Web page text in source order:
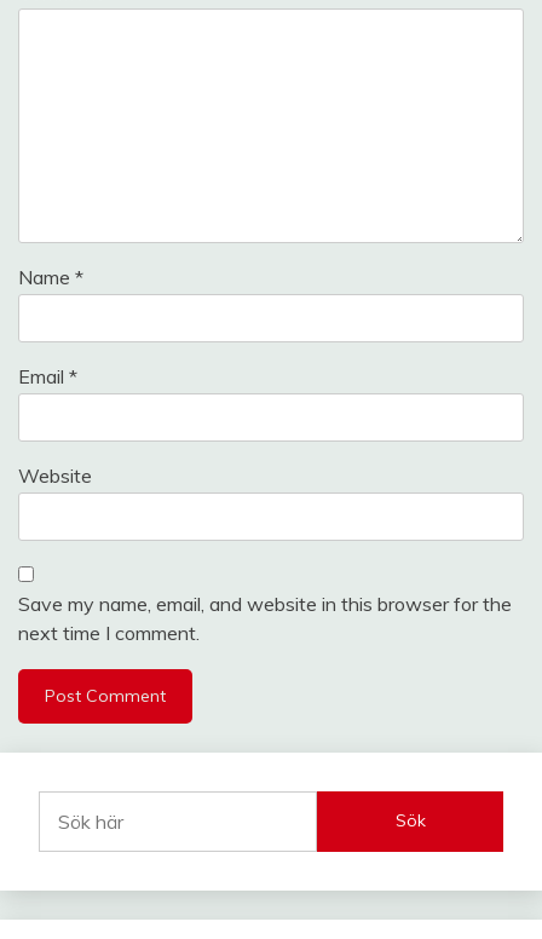
Name *
Email *
Website
Save my name, email, and website in this browser for the
next time I comment.
Sök